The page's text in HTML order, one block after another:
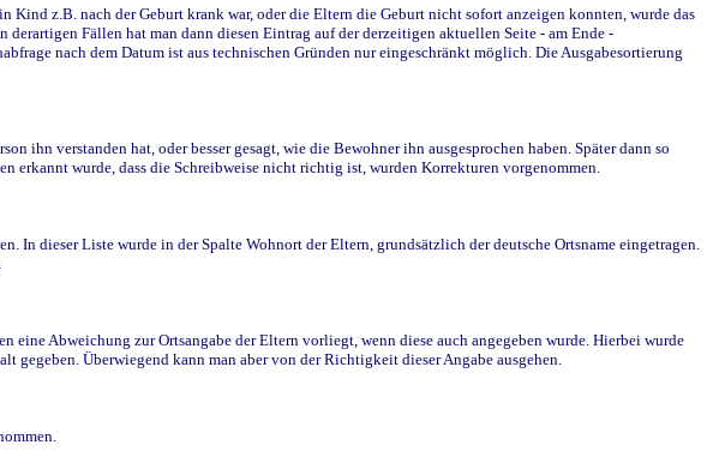
z.B. nach der Geburt krank war, oder die Eltern die Geburt nicht sofort anzeigen konnten, wurde das
Fällen hat man dann diesen Eintrag auf der derzeitigen aktuellen Seite - am Ende -
nach dem Datum ist aus technischen Gründen nur eingeschränkt möglich. Die Ausgabesortierung
ihn verstanden hat, oder besser gesagt, wie die Bewohner ihn ausgesprochen haben. Später dann so
erkannt wurde, dass die Schreibweise nicht richtig ist, wurden Korrekturen vorgenommen.
dieser Liste wurde in der Spalte Wohnort der Eltern, grundsätzlich der deutsche Ortsname eingetragen.
eine Abweichung zur Ortsangabe der Eltern vorliegt, wenn diese auch angegeben wurde. Hierbei wurde
Überwiegend kann man aber von der Richtigkeit dieser Angabe ausgehen.